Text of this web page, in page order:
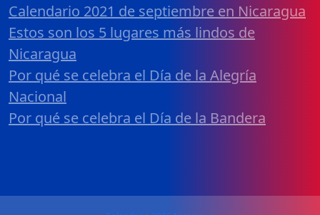
Calendario 2021 de septiembre en Nicaragua
Estos son los 5 lugares más lindos de
Nicaragua
Por qué se celebra el Día de la Alegría
Nacional
Por qué se celebra el Día de la Bandera